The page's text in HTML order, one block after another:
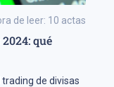
de leer: 10 actas
qué
trading de divisas